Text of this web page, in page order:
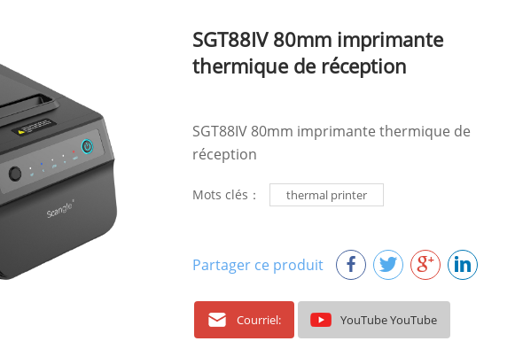
SGT88IV 80mm imprimante
thermique de réception
SGT88IV 80mm imprimante thermique de
réception
Mots clés： thermal printer
Partager ce produit
Courriel: YouTube YouTube